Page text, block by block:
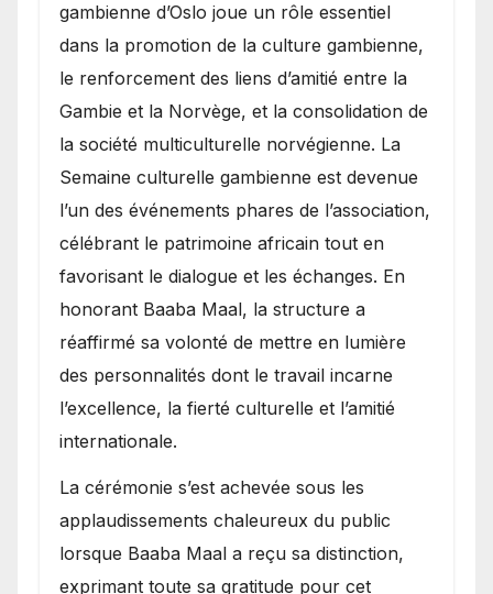
gambienne d’Oslo joue un rôle essentiel
dans la promotion de la culture gambienne,
le renforcement des liens d’amitié entre la
Gambie et la Norvège, et la consolidation de
la société multiculturelle norvégienne. La
Semaine culturelle gambienne est devenue
l’un des événements phares de l’association,
célébrant le patrimoine africain tout en
favorisant le dialogue et les échanges. En
honorant Baaba Maal, la structure a
réaffirmé sa volonté de mettre en lumière
des personnalités dont le travail incarne
l’excellence, la fierté culturelle et l’amitié
internationale.
​La cérémonie s’est achevée sous les
applaudissements chaleureux du public
lorsque Baaba Maal a reçu sa distinction,
exprimant toute sa gratitude pour cet